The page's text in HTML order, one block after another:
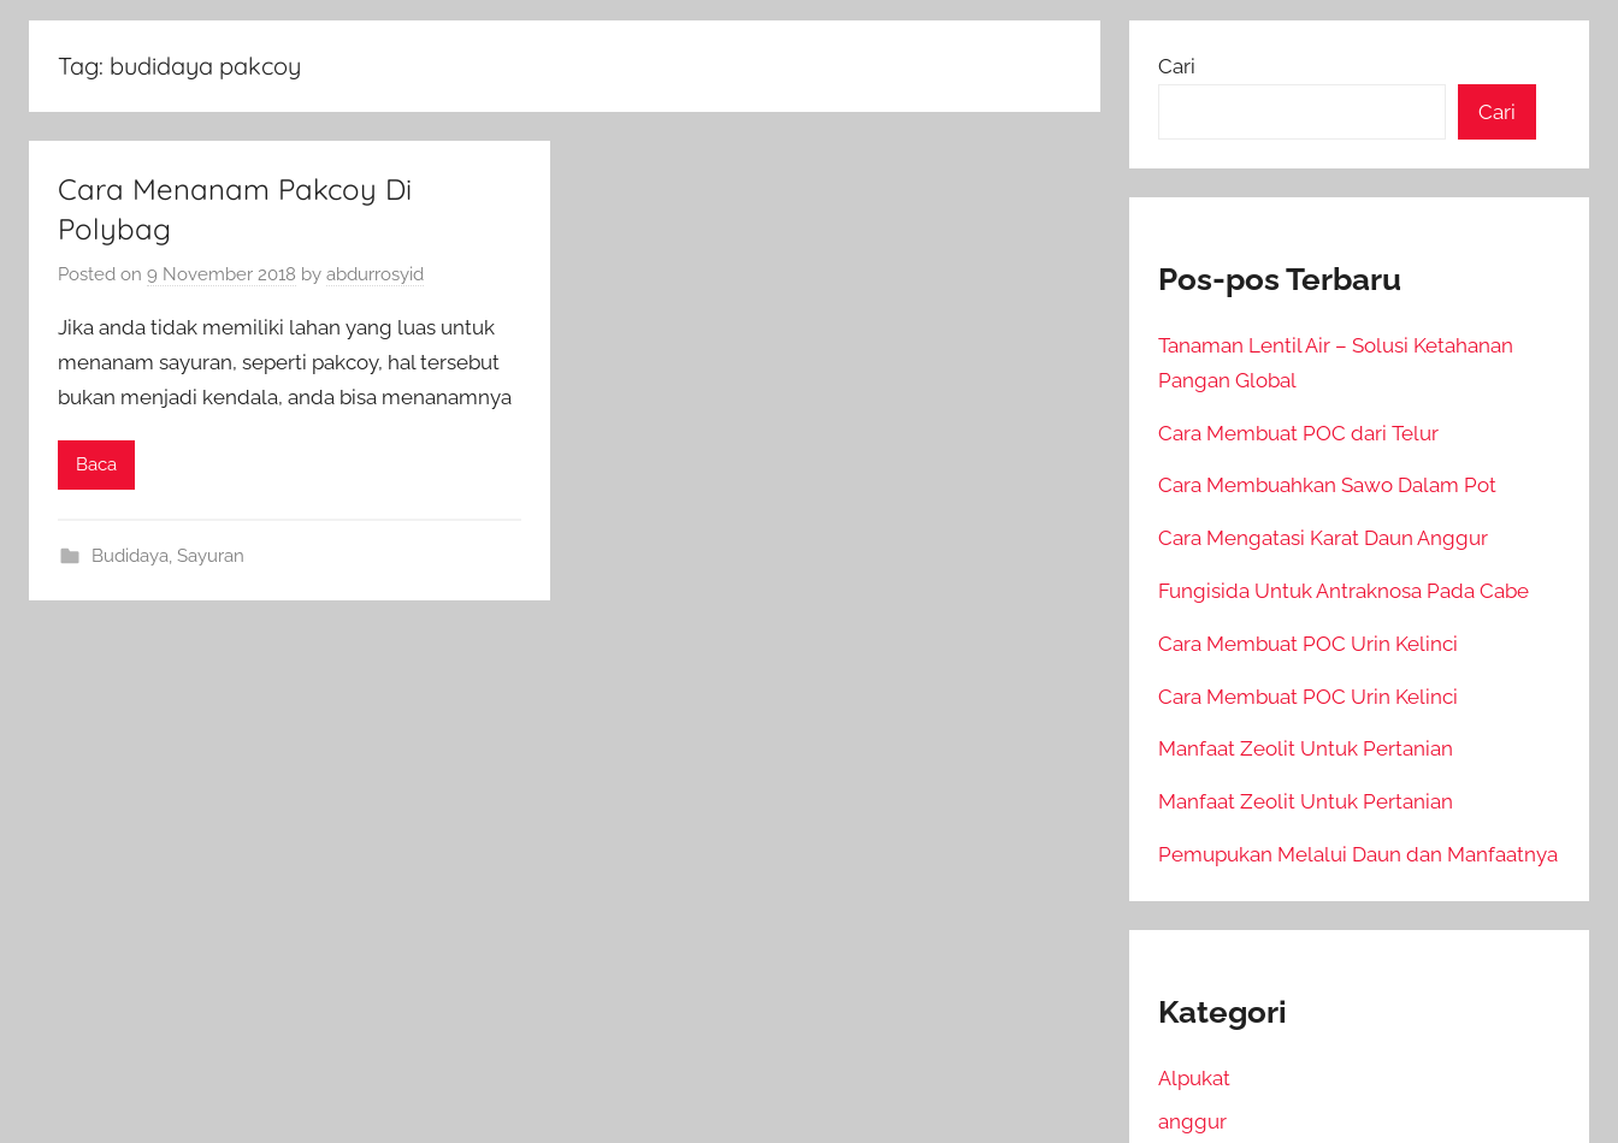
Tag: budidaya pakcoy
Cara Menanam Pakcoy Di
Polybag
Posted on 9 November 2018 by abdurrosyid
Jika anda tidak memiliki lahan yang luas untuk
menanam sayuran, seperti pakcoy, hal tersebut
bukan menjadi kendala, anda bisa menanamnya
Baca
Budidaya, Sayuran
Cari
Cari
Pos-pos Terbaru
Tanaman Lentil Air – Solusi Ketahanan
Pangan Global
Cara Membuat POC dari Telur
Cara Membuahkan Sawo Dalam Pot
Cara Mengatasi Karat Daun Anggur
Fungisida Untuk Antraknosa Pada Cabe
Cara Membuat POC Urin Kelinci
Cara Membuat POC Urin Kelinci
Manfaat Zeolit Untuk Pertanian
Manfaat Zeolit Untuk Pertanian
Pemupukan Melalui Daun dan Manfaatnya
Kategori
Alpukat
anggur